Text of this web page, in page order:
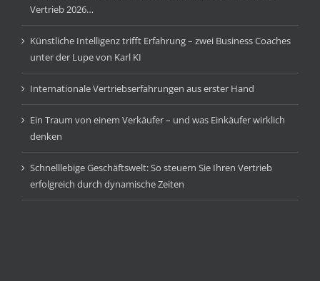
Vertrieb 2026…
Künstliche Intelligenz trifft Erfahrung – zwei Business Coaches
unter der Lupe von Karl KI
Internationale Vertriebserfahrungen aus erster Hand
Ein Traum von einem Verkäufer – und was Einkäufer wirklich
denken
Schnelllebige Geschäftswelt: So steuern Sie Ihren Vertrieb
erfolgreich durch dynamische Zeiten